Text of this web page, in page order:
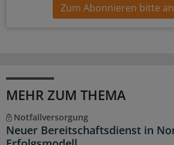
Zum Abonnieren bitte
MEHR ZUM THEMA
Notfallversorgung
Neuer Bereitschaftsdienst in